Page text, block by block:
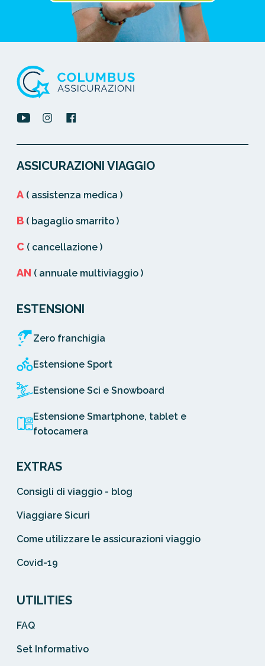
ASSICURAZIONI VIAGGIO
A ( assistenza medica )
B ( bagaglio smarrito )
C ( cancellazione )
AN ( annuale multiviaggio )
ESTENSIONI
Zero franchigia
Estensione Sport
Estensione Sci e Snowboard
Estensione Smartphone, tablet e
fotocamera
EXTRAS
Consigli di viaggio - blog
Viaggiare Sicuri
Come utilizzare le assicurazioni viaggio
Covid-19
UTILITIES
FAQ
Set Informativo